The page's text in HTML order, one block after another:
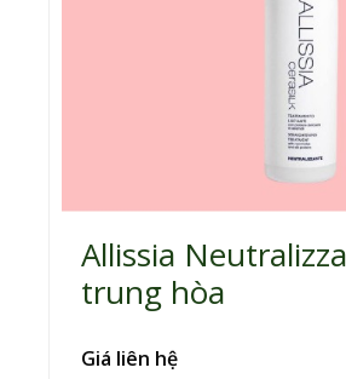
Allissia
trung hòa
Giá liên hệ